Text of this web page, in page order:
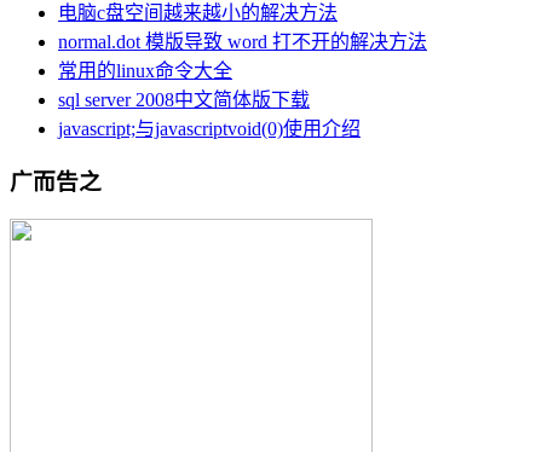
电脑c盘空间越来越小的解决方法
normal.dot 模版导致 word 打不开的解决方法
常用的linux命令大全
sql server 2008中文简体版下载
javascript;与javascriptvoid(0)使用介绍
广而告之